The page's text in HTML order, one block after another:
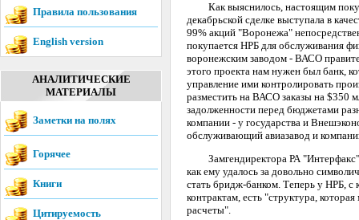
Правила пользования
English version
АНАЛИТИЧЕСКИЕ
МАТЕРИАЛЫ
Заметки на полях
Горячее
Книги
Цитируемость
Как выяснилось, настоящим
декабрьской сделке выступала в
99% акций "Воронежа"
покупается НРБ для обслуживания
воронежским заводом - ВАСО
этого проекта нам нужен был банк,
управление ими контролировать
разместить на ВАСО заказы на $350
задолженности перед бюджетами
компании - у государства и
обслуживающий авиазавод и
Замгендиректора РА "Интерфакс"
как ему удалось за довольно
стать бридж-банком. Теперь у НРБ, с
контрактам, есть "структура,
расчеты".